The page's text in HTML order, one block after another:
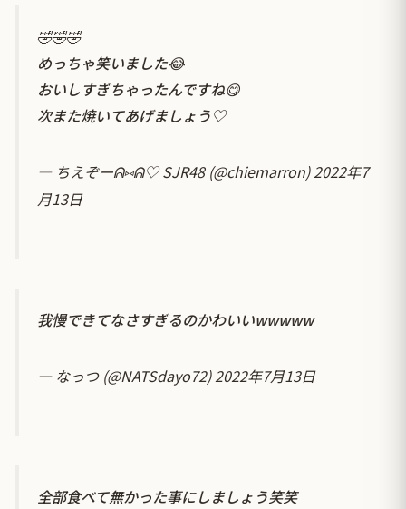
🤣🤣🤣
めっちゃ笑いました😂
おいしすぎちゃったんですね😋
次また焼いてあげましょう♡
— ちえぞーᕱ⑅ᕱ♡ SJR48 (@chiemarron)2022年7
月13日
我慢できてなさすぎるのかわいいwwwww
— なっつ (@NATSdayo72)2022年7月13日
全部食べて無かった事にしましょう笑笑